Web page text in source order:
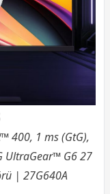
400, 1 ms (GtG),
UltraGear™ G6 27
| 27G640A